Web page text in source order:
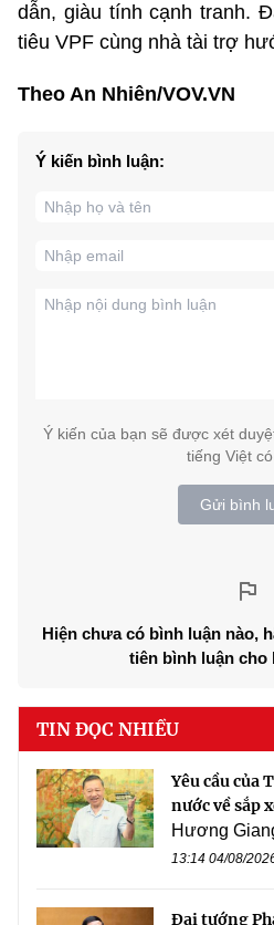
dẫn, giàu tính cạnh tranh.
tiêu VPF cùng nhà tài trợ
Theo An Nhiên/VOV.VN
Ý kiến bình luận:
Ý kiến của bạn sẽ được xét
tiếng Việt có
Gửi bình
Hiện chưa có bình luận nào,
tiên bình luận cho
TIN ĐỌC NHIỀU
Yêu cầu của
nước về sắp
Hương
13:14 04/08/
Đại tướng